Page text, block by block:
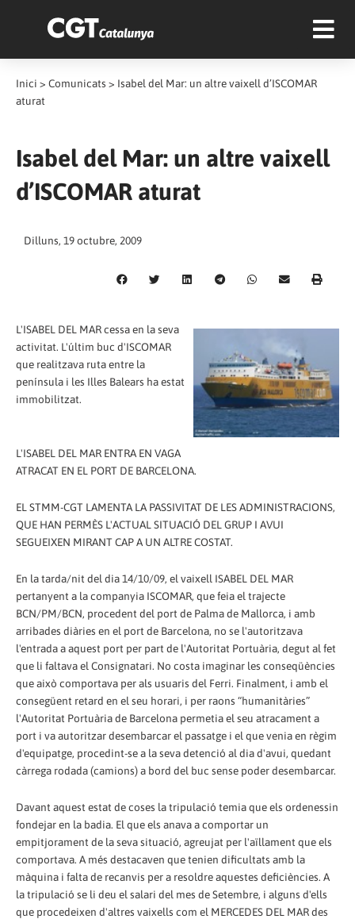
Inici > Comunicats > Isabel del Mar: un altre vaixell d’ISCOMAR
aturat
Isabel del Mar: un altre vaixell
d’ISCOMAR aturat
Dilluns, 19 octubre, 2009
L'ISABEL DEL MAR cessa en la seva
activitat. L'últim buc d'ISCOMAR
que realitzava ruta entre la
península i les Illes Balears ha estat
immobilitzat.
L'ISABEL DEL MAR ENTRA EN VAGA
ATRACAT EN EL PORT DE BARCELONA.
EL STMM-CGT LAMENTA LA PASSIVITAT DE LES ADMINISTRACIONS,
QUE HAN PERMÈS L'ACTUAL SITUACIÓ DEL GRUP I AVUI
SEGUEIXEN MIRANT CAP A UN ALTRE COSTAT.
En la tarda/nit del dia 14/10/09, el vaixell ISABEL DEL MAR
pertanyent a la companyia ISCOMAR, que feia el trajecte
BCN/PM/BCN, procedent del port de Palma de Mallorca, i amb
arribades diàries en el port de Barcelona, no se l'autoritzava
l'entrada a aquest port per part de l'Autoritat Portuària, degut al fet
que li faltava el Consignatari. No costa imaginar les conseqüències
que això comportava per als usuaris del Ferri. Finalment, i amb el
consegüent retard en el seu horari, i per raons “humanitàries”
l'Autoritat Portuària de Barcelona permetia el seu atracament a
port i va autoritzar desembarcar el passatge i el que venia en règim
d'equipatge, procedint-se a la seva detenció al dia d'avui, quedant
càrrega rodada (camions) a bord del buc sense poder desembarcar.
Davant aquest estat de coses la tripulació temia que els ordenessin
fondejar en la badia. El que els anava a comportar un
empitjorament de la seva situació, agreujat per l'aïllament que els
comportava. A més destacaven que tenien dificultats amb la
màquina i falta de recanvis per a resoldre aquestes deficiències. A
la tripulació se li deu el salari del mes de Setembre, i alguns d'ells
que procedeixen d'altres vaixells com el MERCEDES DEL MAR des